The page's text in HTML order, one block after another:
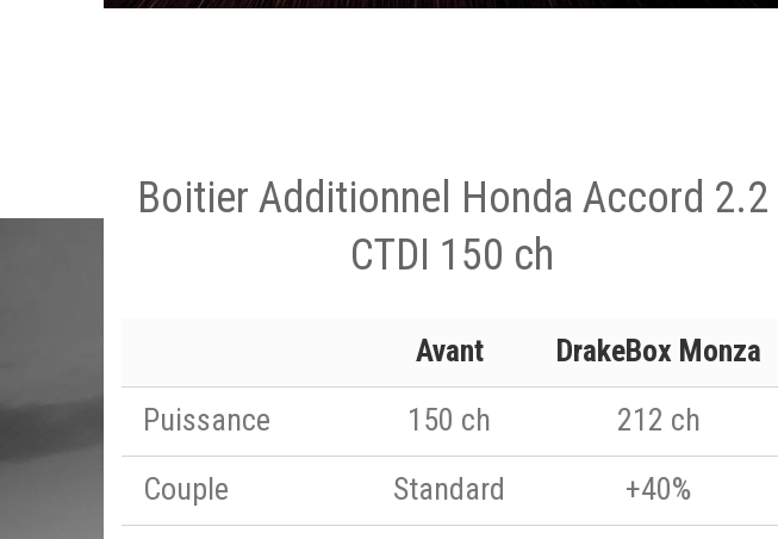
Boitier Additionnel Honda Accord 2.2
CTDI 150 ch
Avant
DrakeBox Monza
Puissance
150 ch
212 ch
Couple
Standard
+40%